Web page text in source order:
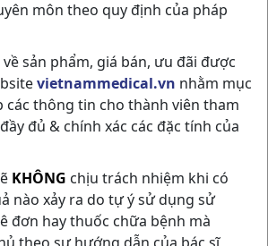
môn theo quy định của pháp
sản phẩm, giá bán, ưu đãi được
vietnammedical.vn nhằm mục
các thông tin cho thành viên tham
đủ & chính xác các đặc tính của
KHÔNG chịu trách nhiệm khi có
nào xảy ra do tự ý sử dụng sử
đơn hay thuốc chữa bệnh mà
theo sự hướng dẫn của bác sĩ,
H6VI30V FRANCE